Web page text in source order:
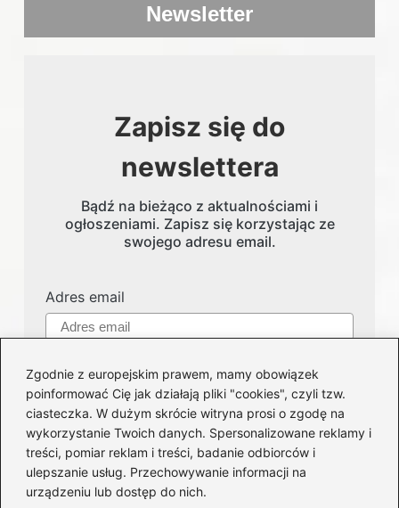
Zgodnie z europejskim prawem, mamy obowiązek
poinformować Cię jak działają pliki "cookies", czyli tzw.
ciasteczka. W dużym skrócie witryna prosi o zgodę na
wykorzystanie Twoich danych. Spersonalizowane reklamy i
treści, pomiar reklam i treści, badanie odbiorców i
ulepszanie usług. Przechowywanie informacji na
urządzeniu lub dostęp do nich.
Newsletter
Zapisz się do
newslettera
Bądź na bieżąco z aktualnościami i
ogłoszeniami. Zapisz się korzystając ze
swojego adresu email.
Adres email
Kategorie